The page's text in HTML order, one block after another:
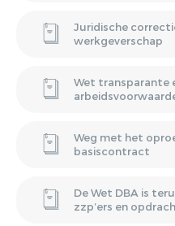
Juridische
werkgeverschap
Wet transparante
Weg met het
basiscontract
De Wet DBA is
zzp’ers en